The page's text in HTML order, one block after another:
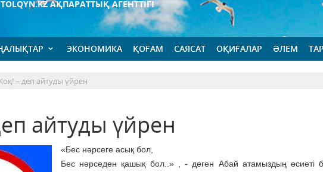
TOLQYN.KZ АҚПАРАТТЫҚ АГЕНТТІГІ
ЭКОНОМИКА ҚОҒАМ САЯСАТ ОҚИҒАЛАР ӘЛЕМ
– деп айтуды үйрен
айтуды үйрен
«Бес нәрсеге асық бол,
Бес нәрседен қашық бол..» , - деген Абай атамыздың өсиеті